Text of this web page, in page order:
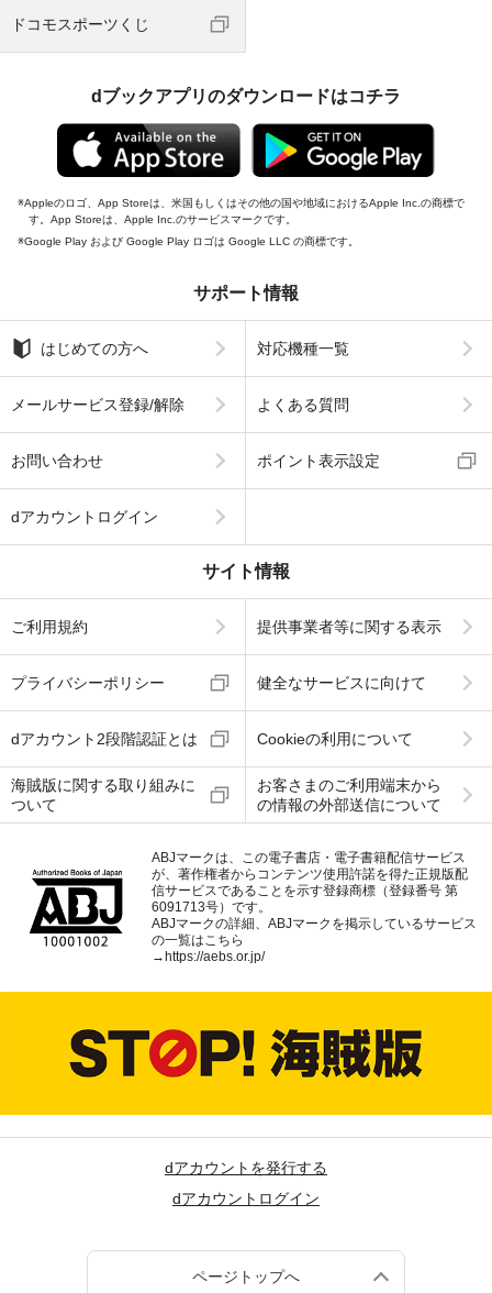
ドコモスポーツくじ
dブックアプリのダウンロードはコチラ
Appleのロゴ、App Storeは、米国もしくはその他の国や地域におけるApple Inc.の商標で
す。App Storeは、Apple Inc.のサービスマークです。
Google Play および Google Play ロゴは Google LLC の商標です。
サポート情報
はじめての方へ 対応機種一覧
メールサービス登録/解除 よくある質問
お問い合わせ ポイント表示設定
dアカウントログイン
サイト情報
ご利用規約 提供事業者等に関する表示
プライバシーポリシー 健全なサービスに向けて
dアカウント2段階認証とは Cookieの利用について
海賊版に関する取り組みに
ついて
お客さまのご利用端末から
の情報の外部送信について
ABJマークは、この電子書店・電子書籍配信サービス
が、著作権者からコンテンツ使用許諾を得た正規版配
信サービスであることを示す登録商標（登録番号 第
6091713号）です。
ABJマークの詳細、ABJマークを掲示しているサービス
の一覧はこちら
→ https://aebs.or.jp/
dアカウントを発行する
dアカウントログイン
ページトップへ